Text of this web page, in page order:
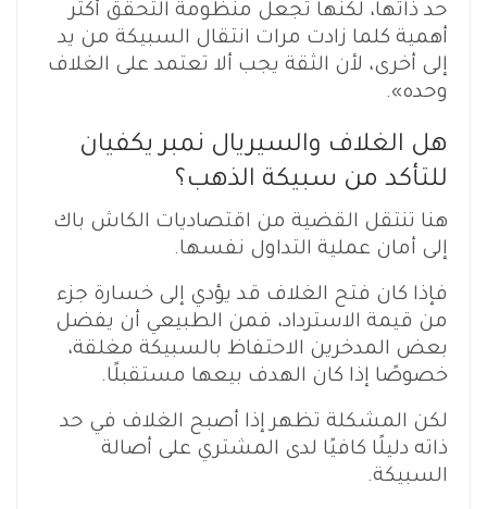
حد ذاتها، لكنها تجعل منظومة التحقق أكثر
أهمية كلما زادت مرات انتقال السبيكة من يد
إلى أخرى، لأن الثقة يجب ألا تعتمد على الغلاف
وحده».
هل الغلاف والسيريال نمبر يكفيان
للتأكد من سبيكة الذهب؟
هنا تنتقل القضية من اقتصاديات الكاش باك
إلى أمان عملية التداول نفسها.
فإذا كان فتح الغلاف قد يؤدي إلى خسارة جزء
من قيمة الاسترداد، فمن الطبيعي أن يفضل
بعض المدخرين الاحتفاظ بالسبيكة مغلقة،
خصوصًا إذا كان الهدف بيعها مستقبلًا.
لكن المشكلة تظهر إذا أصبح الغلاف في حد
ذاته دليلًا كافيًا لدى المشتري على أصالة
السبيكة.